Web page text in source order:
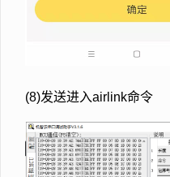
(8)发送进入airlink命令